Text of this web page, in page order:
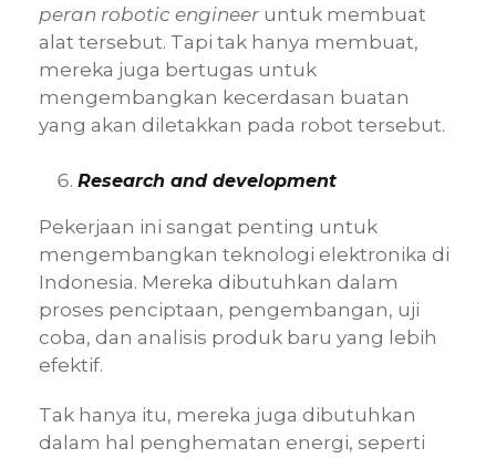
peran robotic engineer untuk membuat
alat tersebut. Tapi tak hanya membuat,
mereka juga bertugas untuk
mengembangkan kecerdasan buatan
yang akan diletakkan pada robot tersebut.
Research and development
Pekerjaan ini sangat penting untuk
mengembangkan teknologi elektronika di
Indonesia. Mereka dibutuhkan dalam
proses penciptaan, pengembangan, uji
coba, dan analisis produk baru yang lebih
efektif.
Tak hanya itu, mereka juga dibutuhkan
dalam hal penghematan energi, seperti